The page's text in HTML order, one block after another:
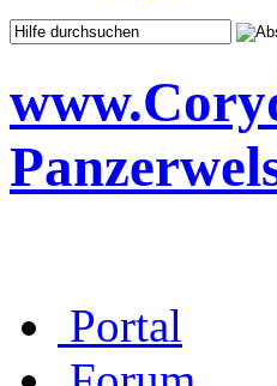
Portal